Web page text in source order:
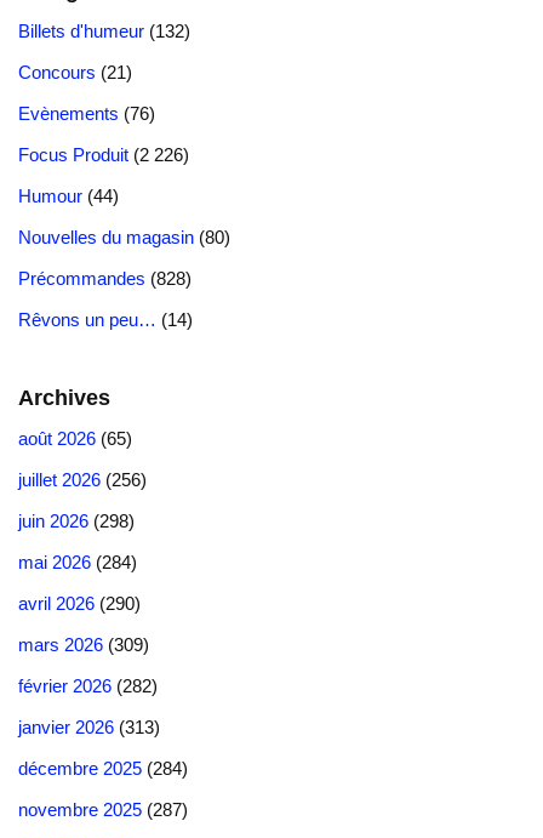
b
o
o
k
d
o
n
e
st
e
Billets d'humeur (132)
Concours (21)
Evènements (76)
Focus Produit (2 226)
Humour (44)
Nouvelles du magasin (80)
Précommandes (828)
Rêvons un peu… (14)
Archives
août 2026 (65)
juillet 2026 (256)
juin 2026 (298)
mai 2026 (284)
avril 2026 (290)
mars 2026 (309)
février 2026 (282)
janvier 2026 (313)
décembre 2025 (284)
novembre 2025 (287)